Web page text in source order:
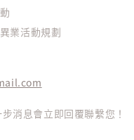
業活動規劃
消息會立即回覆聯繫您！